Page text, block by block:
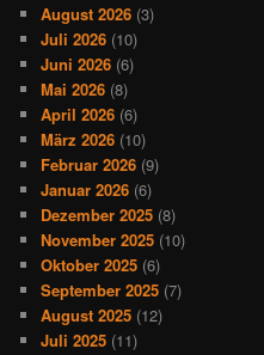
August 2026 (3)
Juli 2026 (10)
Juni 2026 (6)
Mai 2026 (8)
April 2026 (6)
März 2026 (10)
Februar 2026 (9)
Januar 2026 (6)
Dezember 2025 (8)
November 2025 (10)
Oktober 2025 (6)
September 2025 (7)
August 2025 (12)
Juli 2025 (11)